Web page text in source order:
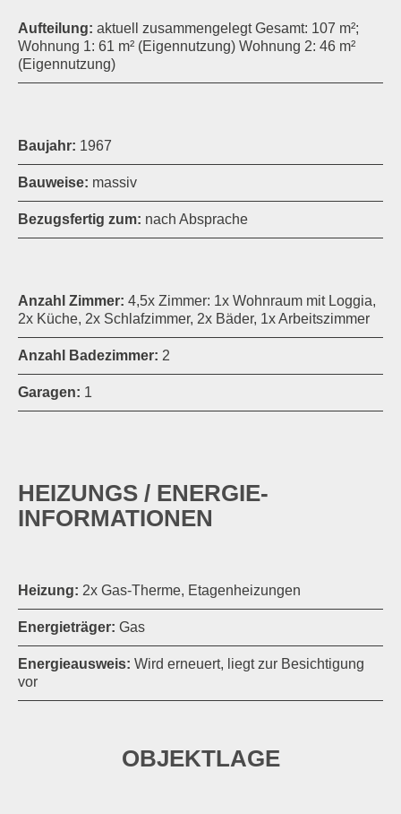
Aufteilung: aktuell zusammengelegt Gesamt: 107 m²;
Wohnung 1: 61 m² (Eigennutzung) Wohnung 2: 46 m²
(Eigennutzung)
Baujahr: 1967
Bauweise: massiv
Bezugsfertig zum: nach Absprache
Anzahl Zimmer: 4,5x Zimmer: 1x Wohnraum mit Loggia,
2x Küche, 2x Schlafzimmer, 2x Bäder, 1x Arbeitszimmer
Anzahl Badezimmer: 2
Garagen: 1
HEIZUNGS / ENERGIE-
INFORMATIONEN
Heizung: 2x Gas-Therme, Etagenheizungen
Energieträger: Gas
Energieausweis: Wird erneuert, liegt zur Besichtigung
vor
OBJEKTLAGE